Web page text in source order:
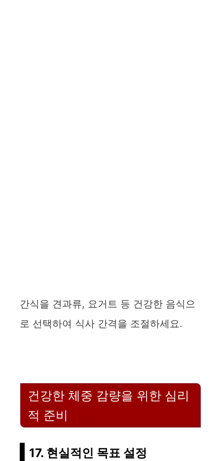
간식을 견과류, 요거트 등 건강한 음식으
로 선택하여 식사 간격을 조절하세요.
건강한 체중 감량을 위한 심리
적 준비
17. 현실적인 목표 설정